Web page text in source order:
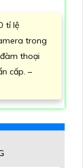
tỉ lệ
trong
thoại
cấp. –